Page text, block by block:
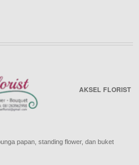
AKSEL FLORIST
papan, standing flower, dan buket